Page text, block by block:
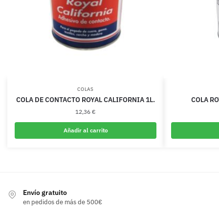
COLAS
COLA DE CONTACTO ROYAL CALIFORNIA 1L.
12,36 €
Añadir al carrito
COLA
Envío gratuito
en pedidos de más de 500€